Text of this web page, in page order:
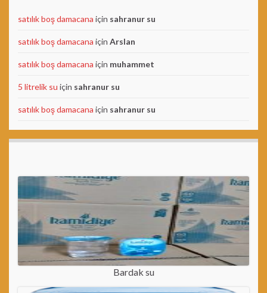
satılık boş damacana için sahranur su
satılık boş damacana için Arslan
satılık boş damacana için muhammet
5 litrelik su için sahranur su
satılık boş damacana için sahranur su
Bardak su